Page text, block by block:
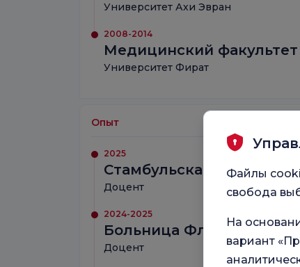
Университет Ахи Эвран
2008-2014
Медицинский факультет
Университет Фират
Опыт
2025
Стамбульская
Доцент
2024-2025
Больница Флория
Доцент
Файлы
свобода
На
вариант